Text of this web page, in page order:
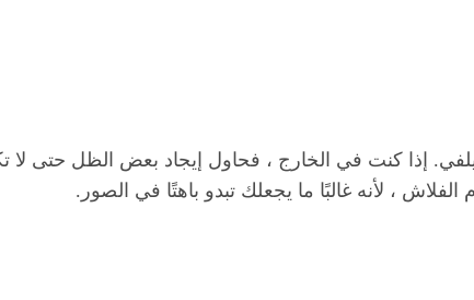
إذا كنت في الخارج ، فحاول إيجاد بعض الظل حتى
، لأنه غالبًا ما يجعلك تبدو باهتًا في الصور.